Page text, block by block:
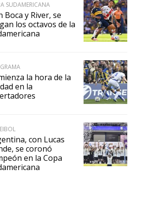
SUDAMERICANA
Boca y River, se
los octavos de la
la hora de la
en la
con Lucas
se coronó
en la Copa